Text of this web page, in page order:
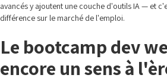
avancés y ajoutent une couche d'outils IA — et
différence sur le marché de l'emploi.
Le bootcamp dev
encore un sens à